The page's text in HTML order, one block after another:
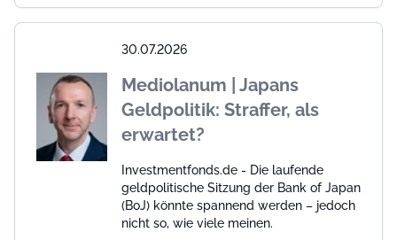
30.07.2026
Mediolanum | Japans
Geldpolitik: Straffer, als
erwartet?
Investmentfonds.de - Die laufende
geldpolitische Sitzung der Bank of Japan
(BoJ) könnte spannend werden – jedoch
nicht so, wie viele meinen.